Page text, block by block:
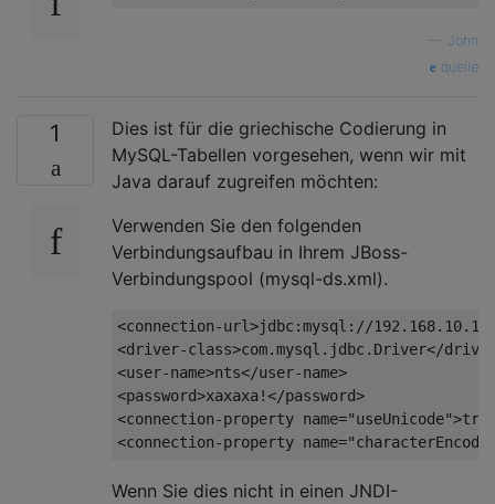
John
quelle
1
Dies ist für die griechische Codierung in
MySQL-Tabellen vorgesehen, wenn wir mit
Java darauf zugreifen möchten:
Verwenden Sie den folgenden
Verbindungsaufbau in Ihrem JBoss-
Verbindungspool (mysql-ds.xml).
<connection-url>jdbc:mysql://
<driver-class>com.mysql.jdbc.Driver</
<user-name>nts</user-name>
<password>xaxaxa!</password>
<connection-property name="useUnicode">
<connection-property name=
Wenn Sie dies nicht in einen JNDI-